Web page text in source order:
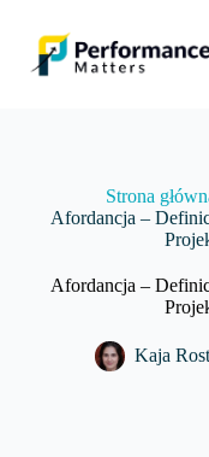
Strona
Afordancja –
Afordancja –
Kaja